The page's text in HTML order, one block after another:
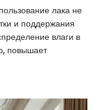
лака не
и поддержания
влаги в
повышает